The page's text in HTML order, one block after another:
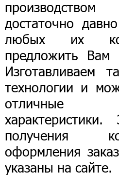
достаточно
любых их
предложить Вам
Изготавливаем
технологии и
отличные
получения
оформления
указаны на сайте.